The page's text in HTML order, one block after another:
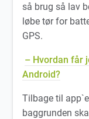
så brug så lav
løbe tør for
GPS.
– Hvordan får
Android?
Tilbage til
baggrunden